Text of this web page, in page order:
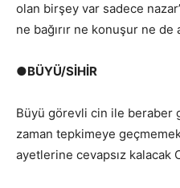
olan birşey var sadece
ne bağırır ne konuşur ne
●BÜYÜ/SİHİR
Büyü görevli cin ile beraber
zaman tepkimeye
ayetlerine cevapsız kalacak